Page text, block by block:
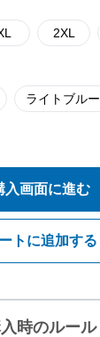
2XL
ライトブルー
入画面に進む
トに追加する
時のルール